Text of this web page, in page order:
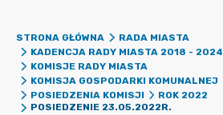
STRONA GŁÓWNA
RADA MIASTA
KADENCJA RADY MIASTA 2018 - 2024
KOMISJE RADY MIASTA
KOMISJA GOSPODARKI KOMUNALNEJ
POSIEDZENIA KOMISJI
ROK 2022
POSIEDZENIE 23.05.2022R.